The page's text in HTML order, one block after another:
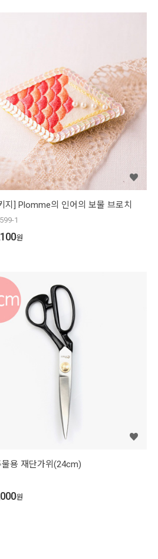
지] Plomme의 인어의 보물 브로치
1
원
물용 재단가위(24cm)
원